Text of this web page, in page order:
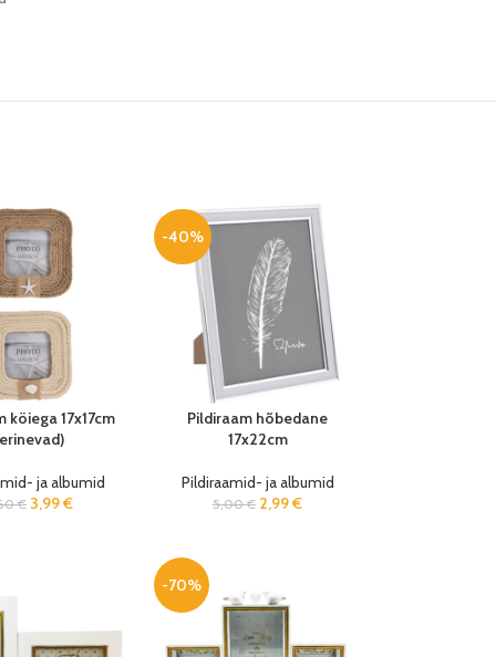
köiega 17x17cm
ja albumid
€ 3,99€
-40%
Pildiraam hõbedane
17x22cm
Pildiraamid- ja albumid
5,00€ 2,99€
-70%